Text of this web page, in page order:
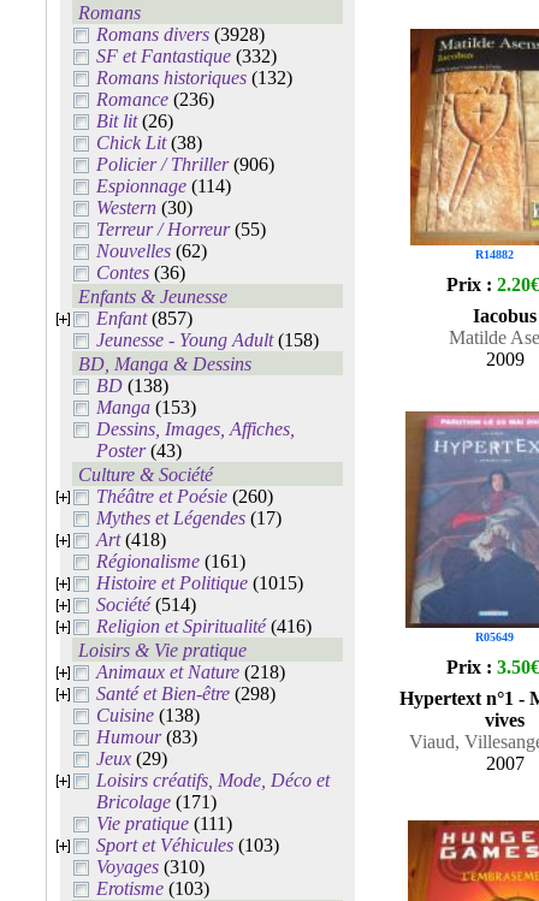
Romans
Romans divers (3928)
SF et Fantastique (332)
Romans historiques (132)
Romance (236)
Bit lit(26)
Chick Lit(38)
Policier / Thriller(906)
Espionnage (114)
Western (30)
Terreur / Horreur(55)
Nouvelles (62)
Contes (36)
Enfants & Jeunesse
Enfant(857)
Jeunesse - Young Adult(158)
BD, Manga & Dessins
BD (138)
Manga (153)
Dessins, Images, Affiches,
Poster(43)
Culture & Société
Théâtre et Poésie (260)
Mythes et Légendes (17)
Art(418)
Régionalisme (161)
Histoire et Politique (1015)
Société(514)
Religion et Spiritualité(416)
Loisirs & Vie pratique
Animaux et Nature (218)
Santé et Bien-être (298)
Cuisine (138)
Humour(83)
Jeux (29)
Loisirs créatifs, Mode, Déco et
Bricolage (171)
Vie pratique (111)
Sport et Véhicules (103)
Voyages (310)
Erotisme (103)
R14882
Prix : 2.20€
Iacobus
Matilde
2009
R05649
Prix : 3.50€
Hypertext n°1 -
vives
Viaud,
2007